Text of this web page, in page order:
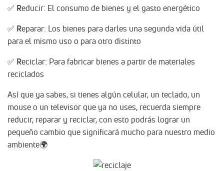
✅ Reducir: El consumo de bienes y el gasto energético
✅ Reparar: Los bienes para darles una segunda vida útil
para el mismo uso o para otro distinto
✅ Reciclar: Para fabricar bienes a partir de materiales
reciclados
Así que ya sabes, si tienes algún celular, un teclado, un
mouse o un televisor que ya no uses, recuerda siempre
reducir, reparar y reciclar, con esto podrás lograr un
pequeño cambio que significará mucho para nuestro medio
ambiente🌍